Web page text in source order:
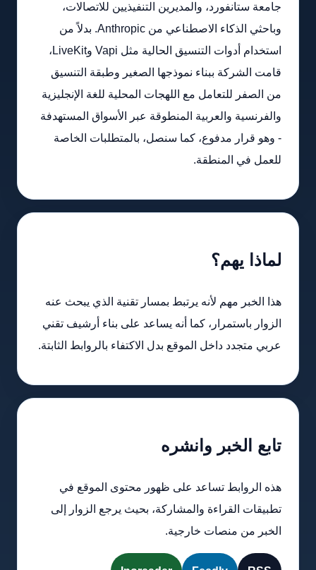
جامعة ستانفورد، والمديرين التنفيذيين للاتصالات،
وباحثي الذكاء الاصطناعي من Anthropic. بدلاً من
استخدام أدوات التنسيق الحالية مثل Vapi وLiveKit،
قامت الشركة ببناء نموذجها الصغير وطبقة التنسيق
من الصفر للتعامل مع اللهجات المحلية للغة الإنجليزية
والفرنسية والعربية المنطوقة عبر الأسواق المستهدفة
- وهو قرار مدفوع، كما سنصل، بالمتطلبات الخاصة
للعمل في المنطقة.
لماذا يهم؟
هذا الخبر مهم لأنه يرتبط بمسار تقنية الذي يبحث عنه
الزوار باستمرار، كما أنه يساعد على بناء أرشيف تقني
عربي متجدد داخل الموقع بدل الاكتفاء بالروابط الثابتة.
تابع الخبر وانشره
هذه الروابط تساعد على ظهور محتوى الموقع في
تطبيقات القراءة والمشاركة، بحيث يرجع الزوار إلى
الخبر من منصات خارجية.